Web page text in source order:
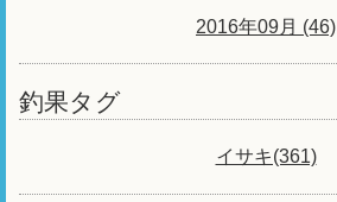
2016年09月 (46)
釣果タグ
イサキ(361)